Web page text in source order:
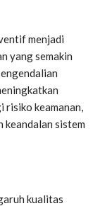
menjadi
yang semakin
risiko keamanan,
keandalan sistem
kualitas